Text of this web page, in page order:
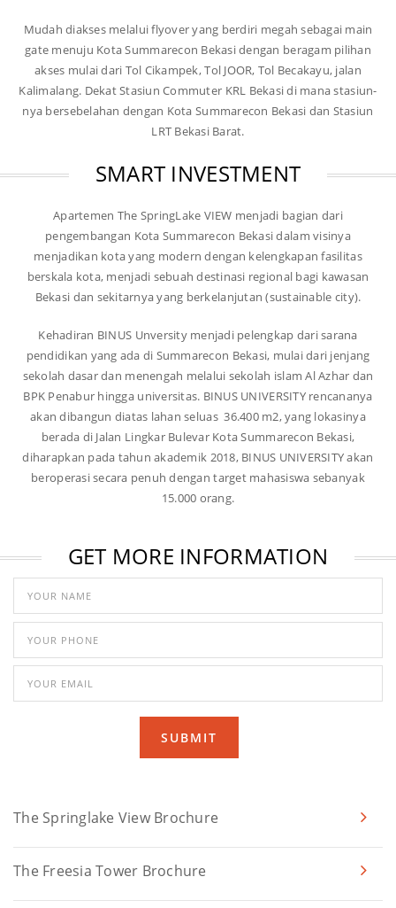
Mudah diakses melalui flyover yang berdiri megah sebagai main
gate menuju Kota Summarecon Bekasi dengan beragam pilihan
akses mulai dari Tol Cikampek, Tol JOOR, Tol Becakayu, jalan
Kalimalang. Dekat Stasiun Commuter KRL Bekasi di mana stasiun-
nya bersebelahan dengan Kota Summarecon Bekasi dan Stasiun
LRT Bekasi Barat.
SMART INVESTMENT
Apartemen The SpringLake VIEW menjadi bagian dari
pengembangan Kota Summarecon Bekasi dalam visinya
menjadikan kota yang modern dengan kelengkapan fasilitas
berskala kota, menjadi sebuah destinasi regional bagi kawasan
Bekasi dan sekitarnya yang berkelanjutan (sustainable city).
Kehadiran BINUS Unversity menjadi pelengkap dari sarana
pendidikan yang ada di Summarecon Bekasi, mulai dari jenjang
sekolah dasar dan menengah melalui sekolah islam Al Azhar dan
BPK Penabur hingga universitas. BINUS UNIVERSITY rencananya
akan dibangun diatas lahan seluas 36.400 m2, yang lokasinya
berada di Jalan Lingkar Bulevar Kota Summarecon Bekasi,
diharapkan pada tahun akademik 2018, BINUS UNIVERSITY akan
beroperasi secara penuh dengan target mahasiswa sebanyak
15.000 orang.
GET MORE INFORMATION
SUBMIT
The Springlake View Brochure
The Freesia Tower Brochure